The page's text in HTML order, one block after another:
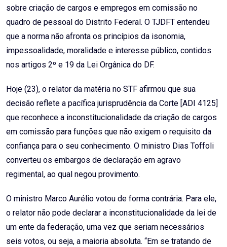
sobre criação de cargos e empregos em comissão no
quadro de pessoal do Distrito Federal. O TJDFT entendeu
que a norma não afronta os princípios da isonomia,
impessoalidade, moralidade e interesse público, contidos
nos artigos 2º e 19 da Lei Orgânica do DF.
Hoje (23), o relator da matéria no STF afirmou que sua
decisão reflete a pacífica jurisprudência da Corte [ADI 4125]
que reconhece a inconstitucionalidade da criação de cargos
em comissão para funções que não exigem o requisito da
confiança para o seu conhecimento. O ministro Dias Toffoli
converteu os embargos de declaração em agravo
regimental, ao qual negou provimento.
O ministro Marco Aurélio votou de forma contrária. Para ele,
o relator não pode declarar a inconstitucionalidade da lei de
um ente da federação, uma vez que seriam necessários
seis votos, ou seja, a maioria absoluta. “Em se tratando de